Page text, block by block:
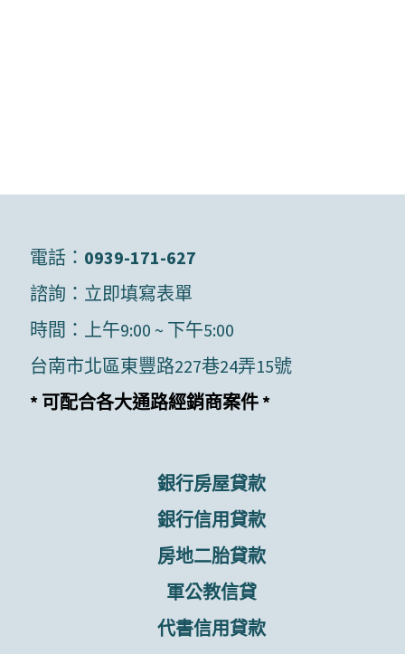
電話： 0939-171-627
諮詢： 立即填寫表單
時間：上午9:00 ~ 下午5:00
台南市北區東豐路227巷24弄15號
* 可配合各大通路經銷商案件 *
銀行房屋貸款
銀行信用貸款
房地二胎貸款
軍公教信貸
代書信用貸款